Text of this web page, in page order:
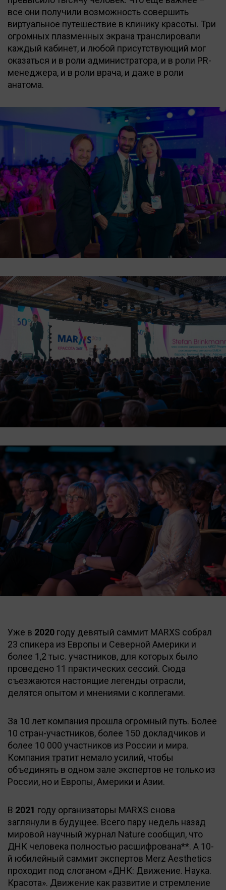
все они получили возможность совершить
виртуальное путешествие в клинику красоты. Три
огромных плазменных экрана транслировали
каждый кабинет, и любой присутствующий мог
оказаться и в роли администратора, и в роли PR-
менеджера, и в роли врача, и даже в роли
анатома.
Уже в 2020 году девятый саммит MARXS собрал
23 спикера из Европы и Северной Америки и
более 1,2 тыс. участников, для которых было
проведено 11 практических сессий. Сюда
съезжаются настоящие легенды отрасли,
делятся опытом и мнениями с коллегами.
За 10 лет компания прошла огромный путь. Более
10 стран-участников, более 150 докладчиков и
более 10 000 участников из России и мира.
Компания тратит немало усилий, чтобы
объединять в одном зале экспертов не только из
России, но и Европы, Америки и Азии.
В 2021 году организаторы MARXS снова
заглянули в будущее. Всего пару недель назад
мировой научный журнал Nature сообщил, что
ДНК человека полностью расшифрована**. А 10-
й юбилейный саммит экспертов Merz Aesthetics
проходит под слоганом «ДНК: Движение. Наука.
Красота». Движение как развитие и стремление